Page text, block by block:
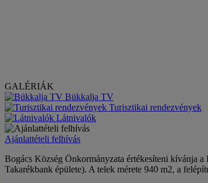
GALÉRIÁK
Bükkalja TV
Turisztikai rendezvények
Látnivalók
Ajánlattételi felhívás
Bogács Község Önkormányzata értékesíteni kívánja
Takarékbank épülete). A telek mérete 940 m2, a